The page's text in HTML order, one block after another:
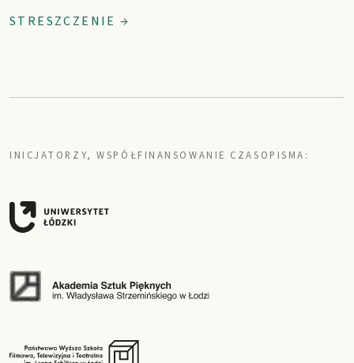
STRESZCZENIE →
INICJATORZY, WSPÓŁFINANSOWANIE CZASOPISMA: